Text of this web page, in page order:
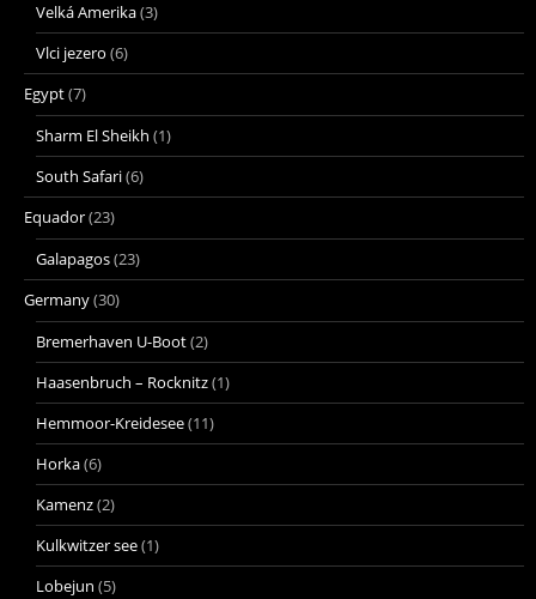
Velká Amerika(3)
Vlci jezero (6)
Egypt(7)
Sharm El Sheikh (1)
South Safari(6)
Equador(23)
Galapagos(23)
Germany(30)
Bremerhaven U-Boot(2)
Haasenbruch – Rocknitz(1)
Hemmoor-Kreidesee(11)
Horka(6)
Kamenz(2)
Kulkwitzer see(1)
Lobejun (5)